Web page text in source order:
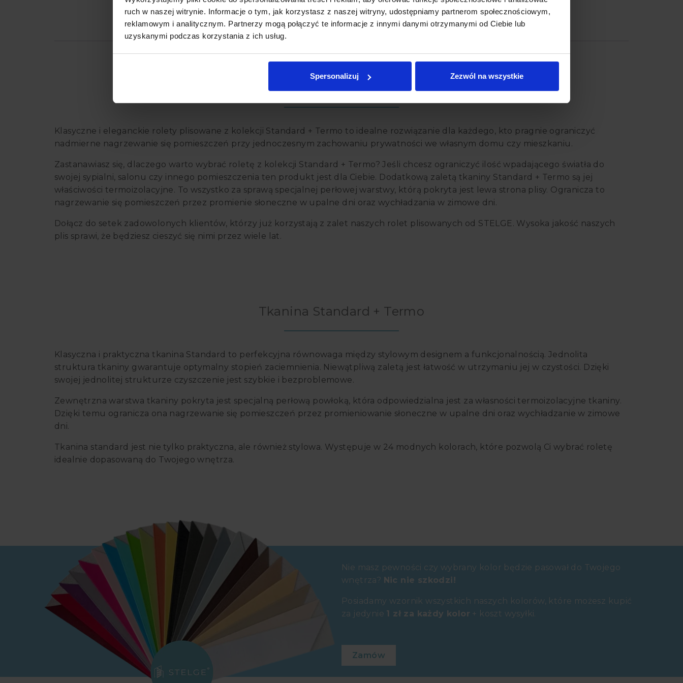
ruch w naszej witrynie. Informacje o tym, jak korzystasz z naszej witryny, udostępniamy partnerom społecznościowym,
reklamowym i analitycznym. Partnerzy mogą połączyć te informacje z innymi danymi otrzymanymi od Ciebie lub
uzyskanymi podczas korzystania z ich usług.
Spersonalizuj Zezwól na wszystkie
Opis Informacje dodatkowe Opinie (0)
Kolekcja Standard + Termo
Klasyczne i eleganckie rolety plisowane z kolekcji Standard + Termo to idealne rozwiązanie dla każdego, kto pragnie ograniczyć
nadmierne nagrzewanie się pomieszczeń przy jednoczesnym zachowaniu prywatności we własnym domu czy mieszkaniu.
Zastanawiasz się, dlaczego warto wybrać roletę z kolekcji Standard + Termo? Jeśli chcesz ograniczyć ilość wpadającego światła do
swojej sypialni, salonu czy innego pomieszczenia ten produkt jest dla Ciebie. Dodatkową zaletą tkaniny Standard + Termo są jej
właściwości termoizolacyjne. To wszystko za sprawą specjalnej perłowej warstwy, którą pokryta jest lewa strona plisy. Ogranicza to
nagrzewanie się pomieszczeń przez promienie słoneczne w upalne dni oraz wychładzania w zimowe dni.
Dołącz do setek zadowolonych klientów, którzy już korzystają z zalet naszych rolet plisowanych od STELGE. Wysoka jakość naszych
plis sprawi, że będziesz cieszyć się nimi przez wiele lat.
Tkanina Standard + Termo
Klasyczna i praktyczna tkanina Standard to perfekcyjna równowaga między stylowym designem a funkcjonalnością. Jednolita
struktura tkaniny gwarantuje optymalny stopień zaciemnienia. Niewątpliwą zaletą jest łatwość w utrzymaniu jej w czystości. Dzięki
swojej jednolitej strukturze czyszczenie jest szybkie i bezproblemowe.
Zewnętrzna warstwa tkaniny pokryta jest specjalną perłową powłoką, która odpowiedzialna jest za własności termoizolacyjne tkaniny.
Dzięki temu ogranicza ona nagrzewanie się pomieszczeń przez promieniowanie słoneczne w upalne dni oraz wychładzanie w zimowe
dni.
Tkanina standard jest nie tylko praktyczna, ale również stylowa. Występuje w 24 modnych kolorach, które pozwolą Ci wybrać roletę
idealnie dopasowaną do Twojego wnętrza.
Nie masz pewności czy wybrany kolor będzie pasował do Twojego
wnętrza? Nic nie szkodzi!
Posiadamy wzornik wszystkich naszych kolorów, które możesz kupić
za jedynie 1 zł za każdy kolor + koszt wysyłki.
Zamów